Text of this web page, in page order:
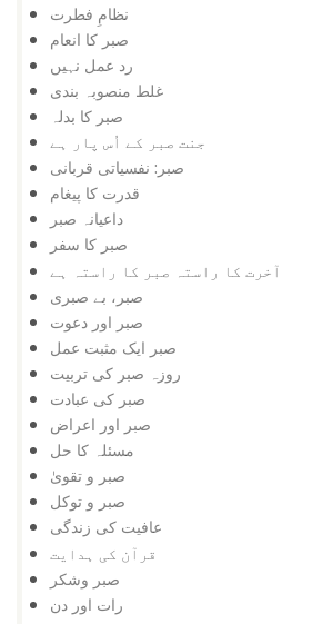
نظامِ فطرت
صبر کا انعام
رد عمل نہیں
غلط منصوبہ بندی
صبر کا بدلہ
جنت صبر کے اُس پار ہے
صبر: نفسیاتی قربانی
قدرت کا پیغام
داعیانہ صبر
صبر کا سفر
آخرت کا راستہ صبر کا راستہ ہے
صبر، بے صبری
صبر اور دعوت
صبر ایک مثبت عمل
روزہ صبر کی تربیت
صبر کی عبادت
صبر اور اعراض
مسئلہ کا حل
صبر و تقویٰ
صبر و توکل
عافیت کی زندگی
قرآن کی ہدایت
صبر وشکر
رات اور دن